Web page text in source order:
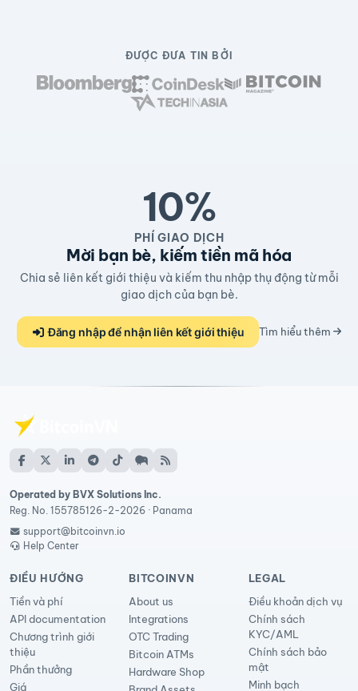
ĐƯỢC ĐƯA TIN BỞI
10%
PHÍ GIAO DỊCH
Mời bạn bè, kiếm tiền mã hóa
Chia sẻ liên kết giới thiệu và kiếm thu nhập thụ động từ mỗi
giao dịch của bạn bè.
Đăng nhập để nhận liên kết giới thiệu Tìm hiểu thêm
Operated by BVX Solutions Inc.
Reg. No. 155785126-2-2026 · Panama
support@bitcoinvn.io
Help Center
ĐIỀU HƯỚNG
Tiền và phí
API documentation
Chương trình giới
thiệu
Phần thưởng
Giá
BITCOINVN
About us
Integrations
OTC Trading
Bitcoin ATMs
Hardware Shop
LEGAL
Điều khoản dịch vụ
Chính sách
KYC/AML
Chính sách bảo
mật
Minh bạch